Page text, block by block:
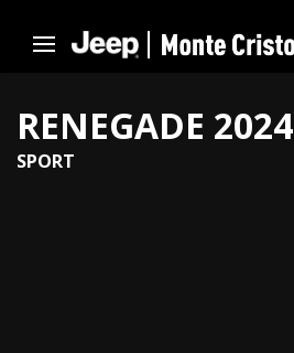
RENEGADE 2024
SPORT